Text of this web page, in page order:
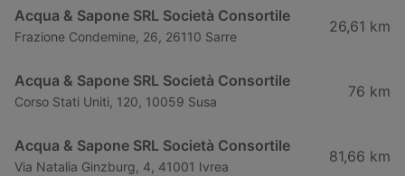
Acqua & Sapone SRL Società Consortile
Frazione Condemine, 26, 26110 Sarre
26,61 km
Acqua & Sapone SRL Società Consortile
Corso Stati Uniti, 120, 10059 Susa
76 km
Acqua & Sapone SRL Società Consortile
Via Natalia Ginzburg, 4, 41001 Ivrea
81,66 km